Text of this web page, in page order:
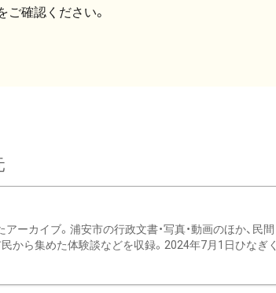
ご確認ください。
カイブ。浦安市の行政文書・写真・動画のほか、民間
から集めた体験談などを収録。2024年7月1日ひなぎく